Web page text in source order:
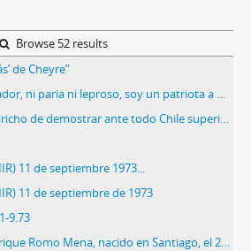
Browse 52 results
de Cheyre”
“Señores no soy torturador, ni paria ni leproso, soy un patriota a mi manera”
“¿Venganza, utopía, capricho de demostrar ante todo Chile superioridad de la DINA…”
11 de septiembre 1973...
11 de septiembre de 1973
9.73
Comparece Osvaldo Enrique Romo Mena, nacido en Santiago, el 20 de abril de 1938…